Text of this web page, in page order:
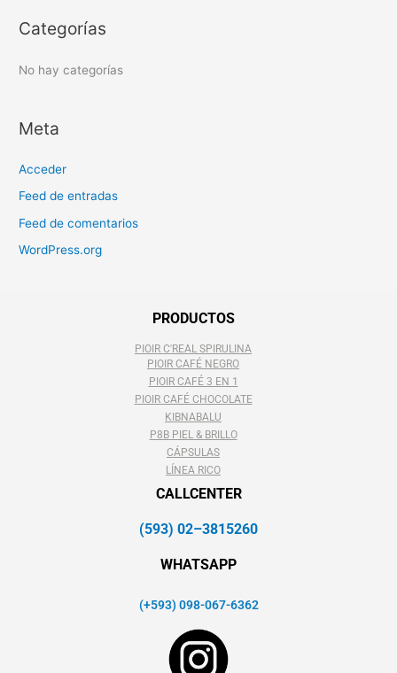
:
Categorías
No hay categorías
Meta
Acceder
Feed de entradas
Feed de comentarios
WordPress.org
PRODUCTOS
PIOIR C'REAL SPIRULINA
PIOIR CAFÉ NEGRO
PIOIR CAFÉ 3 EN 1
PIOIR CAFÉ CHOCOLATE
KIBNABALU
P8B PIEL & BRILLO
CÁPSULAS
LÍNEA RICO
CALLCENTER
(593) 02–3815260
WHATSAPP
(+593) 098-067-6362